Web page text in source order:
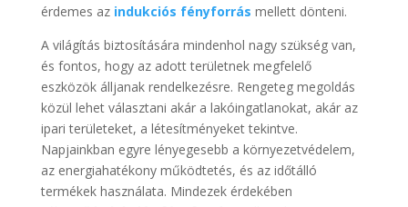
érdemes az indukciós fényforrás mellett dönteni.
A világítás biztosítására mindenhol nagy szükség van,
és fontos, hogy az adott területnek megfelelő
eszközök álljanak rendelkezésre. Rengeteg megoldás
közül lehet választani akár a lakóingatlanokat, akár az
ipari területeket, a létesítményeket tekintve.
Napjainkban egyre lényegesebb a környezetvédelem,
az energiahatékony működtetés, és az időtálló
termékek használata. Mindezek érdekében